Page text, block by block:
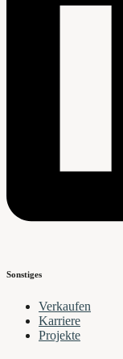
Sonstiges
Verkaufen
Karriere
Projekte